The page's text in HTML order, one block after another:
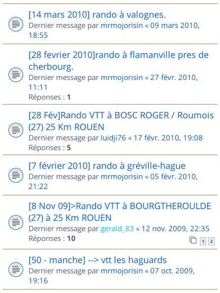
[14 mars 2010] rando à valognes.
Dernier message par mrmojorisin « 09 mars 2010,
18:55
[28 fevrier 2010]rando à flamanville pres de
cherbourg.
Dernier message par mrmojorisin « 27 févr. 2010,
11:11
Réponses : 1
[28 Fév]Rando VTT à BOSC ROGER / Roumois
(27) 25 Km ROUEN
Dernier message par luidji76 « 17 févr. 2010, 19:08
Réponses : 5
[7 février 2010] rando à gréville-hague
Dernier message par mrmojorisin « 05 févr. 2010,
21:22
[8 Nov 09]>Rando VTT à BOURGTHEROULDE
(27) à 25 Km ROUEN
Dernier message par gerald_83 « 12 nov. 2009, 22:35
Réponses : 10 1 2
[50 - manche] --> vtt les haguards
Dernier message par mrmojorisin « 07 oct. 2009,
19:16